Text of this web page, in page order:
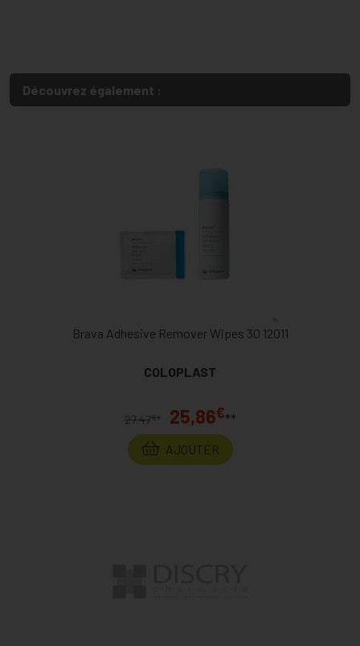
Découvrez également :
Brava Adhesive Remover Wipes 30 12011
COLOPLAST
27,47€ * 25,86€**
AJOUTER